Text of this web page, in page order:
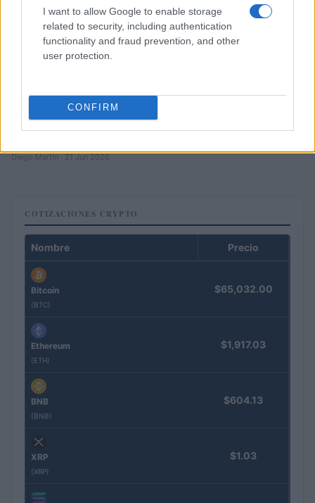
I want to allow Google to enable storage
related to security, including authentication
functionality and fraud prevention, and other
user protection.
CONFIRM
Diego Martín · 21 Jun 2026
COTIZACIONES CRYPTO
Nombre Precio
Bitcoin
(BTC)
$65,032.00
Ethereum
(ETH)
$1,917.03
BNB
(BNB)
$604.13
XRP
(XRP)
$1.03